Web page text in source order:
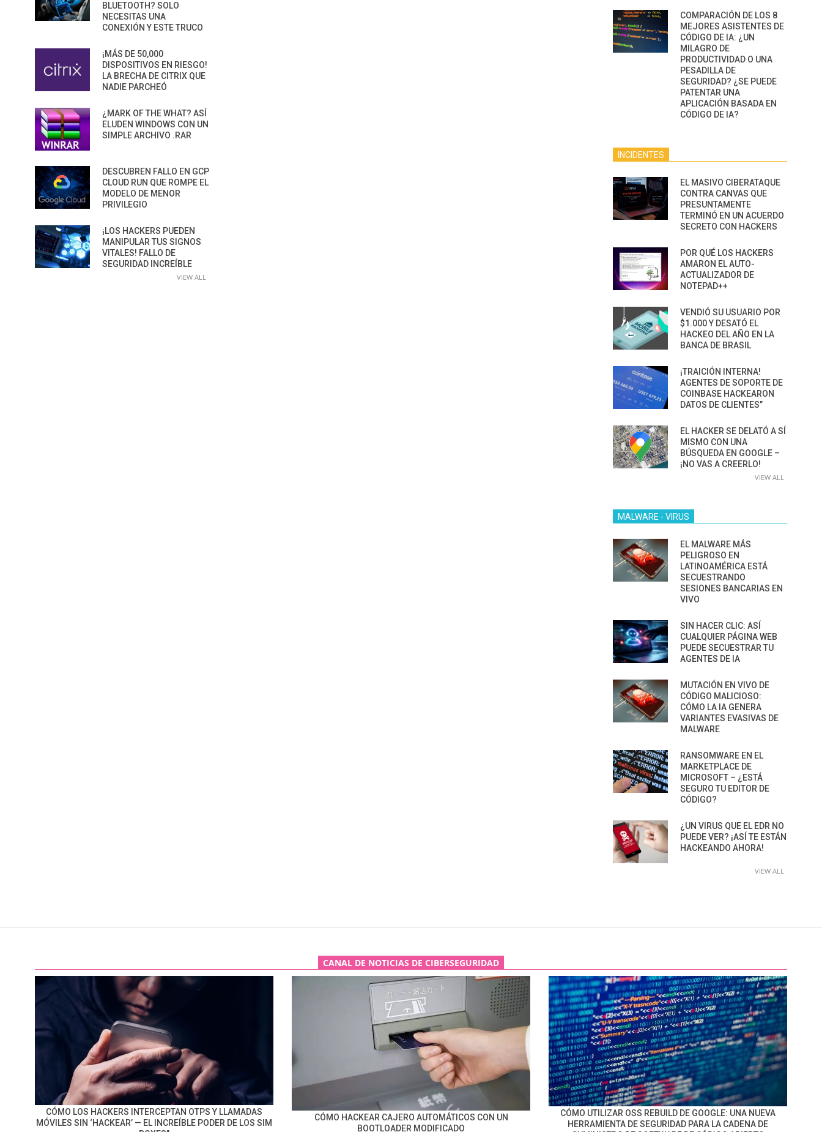
BLUETOOTH? SOLO
NECESITAS UNA
CONEXIÓN Y ESTE TRUCO
¡MÁS DE 50,000
DISPOSITIVOS EN RIESGO!
LA BRECHA DE CITRIX QUE
NADIE PARCHEÓ
¿MARK OF THE WHAT? ASÍ
ELUDEN WINDOWS CON UN
SIMPLE ARCHIVO .RAR
DESCUBREN FALLO EN GCP
CLOUD RUN QUE ROMPE EL
MODELO DE MENOR
PRIVILEGIO
¡LOS HACKERS PUEDEN
MANIPULAR TUS SIGNOS
VITALES! FALLO DE
SEGURIDAD INCREÍBLE
VIEW ALL
COMPARACIÓN DE LOS 8
MEJORES ASISTENTES DE
CÓDIGO DE IA: ¿UN
MILAGRO DE
PRODUCTIVIDAD O UNA
PESADILLA DE
SEGURIDAD? ¿SE PUEDE
PATENTAR UNA
APLICACIÓN BASADA EN
CÓDIGO DE IA?
INCIDENTES
EL MASIVO CIBERATAQUE
CONTRA CANVAS QUE
PRESUNTAMENTE
TERMINÓ EN UN ACUERDO
SECRETO CON HACKERS
POR QUÉ LOS HACKERS
AMARON EL AUTO-
ACTUALIZADOR DE
NOTEPAD++
VENDIÓ SU USUARIO POR
$1.000 Y DESATÓ EL
HACKEO DEL AÑO EN LA
BANCA DE BRASIL
¡TRAICIÓN INTERNA!
AGENTES DE SOPORTE DE
COINBASE HACKEARON
DATOS DE CLIENTES”
EL HACKER SE DELATÓ A SÍ
MISMO CON UNA
BÚSQUEDA EN GOOGLE –
¡NO VAS A CREERLO!
VIEW ALL
MALWARE - VIRUS
EL MALWARE MÁS
PELIGROSO EN
LATINOAMÉRICA ESTÁ
SECUESTRANDO
SESIONES BANCARIAS EN
VIVO
SIN HACER CLIC: ASÍ
CUALQUIER PÁGINA WEB
PUEDE SECUESTRAR TU
AGENTES DE IA
MUTACIÓN EN VIVO DE
CÓDIGO MALICIOSO:
CÓMO LA IA GENERA
VARIANTES EVASIVAS DE
MALWARE
RANSOMWARE EN EL
MARKETPLACE DE
MICROSOFT – ¿ESTÁ
SEGURO TU EDITOR DE
CÓDIGO?
¿UN VIRUS QUE EL EDR NO
PUEDE VER? ¡ASÍ TE ESTÁN
HACKEANDO AHORA!
VIEW ALL
CANAL DE NOTICIAS DE CIBERSEGURIDAD
CÓMO LOS HACKERS INTERCEPTAN OTPS Y LLAMADAS
MÓVILES SIN ‘HACKEAR’ — EL INCREÍBLE PODER DE LOS SIM
CÓMO HACKEAR CAJERO AUTOMÁTICOS CON UN
BOOTLOADER MODIFICADO
CÓMO UTILIZAR OSS REBUILD DE GOOGLE: UNA NUEVA
HERRAMIENTA DE SEGURIDAD PARA LA CADENA DE